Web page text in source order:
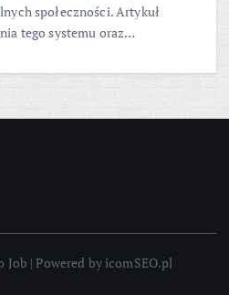
społeczności. Artykuł
tego systemu oraz…
Job | Powered by icomSEO.pl